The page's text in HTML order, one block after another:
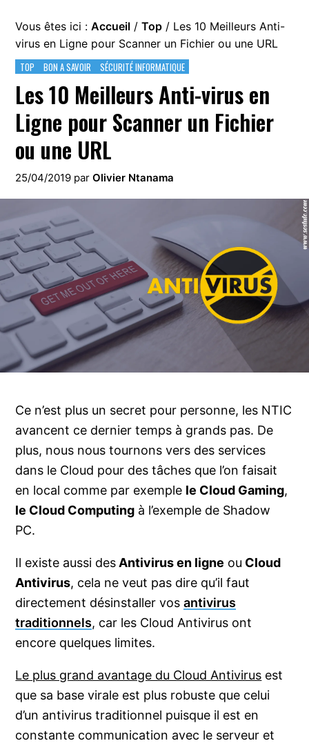
Vous êtes ici :Accueil / Top / Les 10 Meilleurs Anti-
virus en Ligne pour Scanner un Fichier ou une URL
TOP
BON A SAVOIR SÉCURITÉ INFORMATIQUE
Les 10 Meilleurs Anti-virus en
Ligne pour Scanner un Fichier
ou une URL
25/04/2019 parOlivier Ntanama
Ce n’est plus un secret pour personne, les NTIC
avancent ce dernier temps à grands pas. De
plus, nous nous tournons vers des services
dans le Cloud pour des tâches que l’on faisait
en local comme par exemple le Cloud Gaming,
le Cloud Computing à l’exemple de Shadow
PC.
Il existe aussi des Antivirus en ligne ou Cloud
Antivirus, cela ne veut pas dire qu’il faut
directement désinstaller vosantivirus
traditionnels, car les Cloud Antivirus ont
encore quelques limites.
Le plus grand avantage du Cloud Antivirus est
que sa base virale est plus robuste que celui
d’un antivirus traditionnel puisque il est en
constante communication avec le serveur et